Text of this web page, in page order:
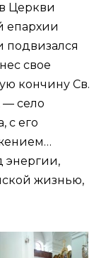
Церкви
епархии
подвизался
свое
кончину Св.
— село
с его
энергии,
жизнью,